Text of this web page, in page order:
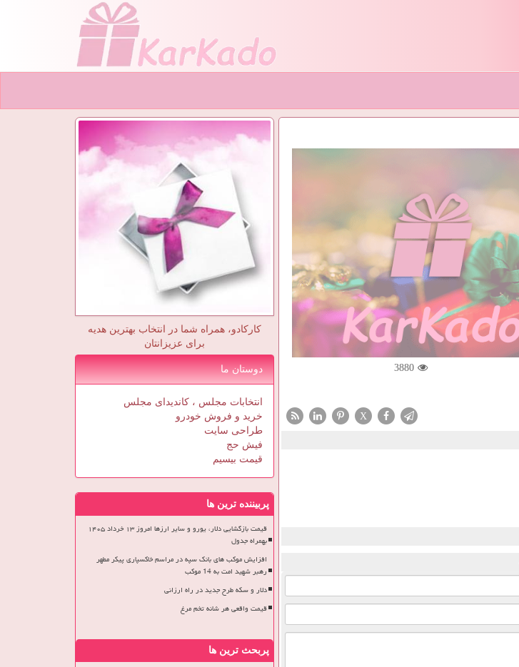
3880
X
کارکادو، همراه شما در انتخاب بهترین هدیه
برای عزیزانتان
دوستان ما
انتخابات مجلس ، کاندیدای مجلس
خرید و فروش خودرو
طراحی سایت
فیش حج
قیمت بیسیم
پربیننده ترین ها
قیمت بازگشایی دلار، یورو و سایر ارزها امروز ۱۳ خرداد ۱۴۰۵
بهمراه جدول
افزایش موکب های بانک سپه در مراسم خاکسپاری پیکر مطهر
رهبر شهید امت به 14 موکب
دلار و سکه طرح جدید در راه ارزانی
قیمت واقعی هر شانه تخم مرغ
پربحث ترین ها